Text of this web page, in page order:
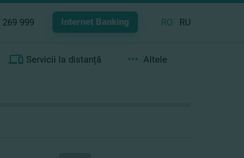
269 999 Internet Banking RO RU
Servicii la distanță Altele